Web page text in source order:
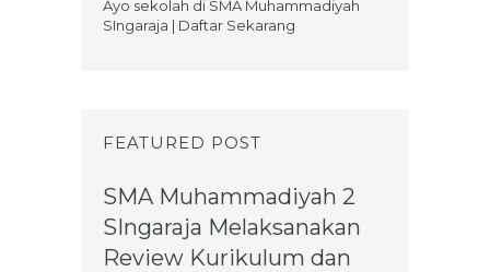
Ayo sekolah di SMA Muhammadiyah
SIngaraja | Daftar Sekarang
FEATURED POST
SMA Muhammadiyah 2
SIngaraja Melaksanakan
Review Kurikulum dan